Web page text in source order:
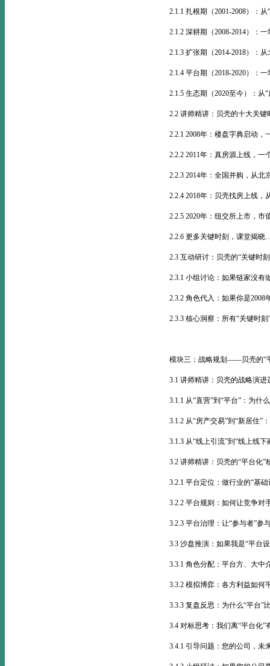
2.1.1 扎根期（2001-2008）：
2.1.2 深耕期（2008-2014）：
2.1.3 扩张期（2014-2018）：
2.1.4 平台期（2018-2020）：
2.1.5 生态期（2020至今）：从
2.2 讲师精讲：贝壳的十大关键
2.2.1 2008年：楼盘字典启动，
2.2.2 2011年：真房源上线，一
2.2.3 2014年：全国并购，从北
2.2.4 2018年：贝壳找房上线，
2.2.5 2020年：纽交所上市，市
2.2.6 更多关键时刻，课堂揭
2.3 互动研讨：贝壳的“关键时
2.3.1 小组讨论：如果链家没有
2.3.2 角色代入：如果你是
2.3.3 核心洞察：所有“关键时
模块三：战略规划——贝壳的“
3.1 讲师精讲：贝壳的战略演进
3.1.1 从“直营”到“平台”：为什
3.1.2 从“房产交易”到“新居住”
3.1.3 从“线上引流”到“线上线
3.2 讲师精讲：贝壳的“平台化”
3.2.1 平台定位：做行业的“基
3.2.2 平台规则：如何让竞争对
3.2.3 平台治理：让“参与者”参
3.3 沙盘推演：如果我是“平台
3.3.1 角色分配：平台方、大中
3.3.2 模拟博弈：各方利益如何
3.3.3 复盘反思：为什么“平台”
3.4 对标思考：我们离“平台化”
3.4.1 引导问题：您的公司，未